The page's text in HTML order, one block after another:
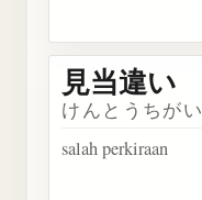
見当違い
けんとうちがい
salah perkiraan